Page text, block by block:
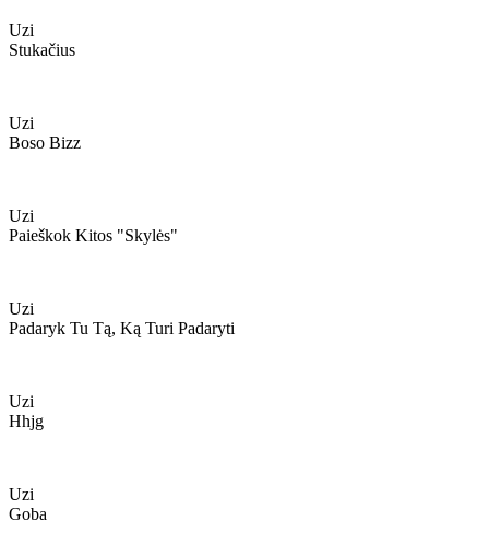
Uzi
Stukačius
Uzi
Boso Bizz
Uzi
Paieškok Kitos "skylės"
Uzi
Padaryk Tu Tą, Ką Turi Padaryti
Uzi
Hhjg
Uzi
Goba